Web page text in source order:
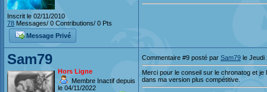
Inscrit le 02/11/2010
78 Messages/ 0 Contributions/ 0 Pts
Message Privé
Sam79
Hors Ligne
Membre Inactif depuis
le 04/11/2022
Commentaire #9 posté par Sam79 le Jeudi
Merci pour le conseil sur le chronatog et je
dans ma version plus compétitive.